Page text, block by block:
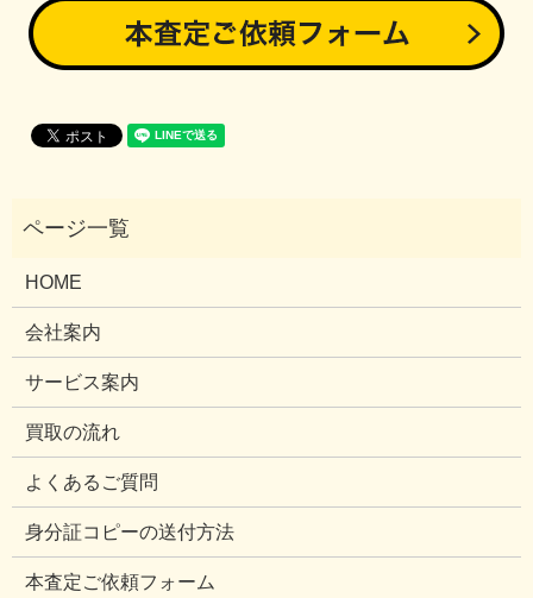
HOME
会社案内
サービス案内
買取の流れ
よくあるご質問
身分証コピーの送付方法
本査定ご依頼フォーム